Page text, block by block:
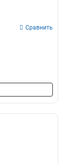
Сравнить